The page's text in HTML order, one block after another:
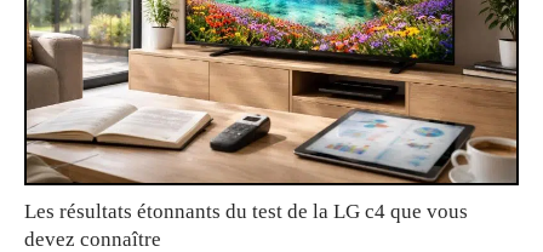
Les résultats étonnants du test de la LG c4 que vous
devez connaître